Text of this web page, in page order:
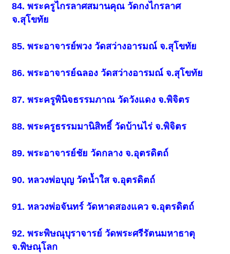
84. พระครูไกรลาศสมานคุณ วัดกงไกรลาศ
จ.สุโขทัย
85. พระอาจารย์พวง วัดสว่างอารมณ์ จ.สุโขทัย
86. พระอาจารย์ฉลอง วัดสว่างอารมณ์ จ.สุโขทัย
87. พระครูพินิจธรรมภาณ วัดวังแดง จ.พิจิตร
88. พระครูธรรมมานิสิทธิ์ วัดบ้านไร่ จ.พิจิตร
89. พระอาจารย์ชัย วัดกลาง จ.อุตรดิตถ์
90. หลวงพ่อบุญ วัดน้ำใส จ.อุตรดิตถ์
91. หลวงพ่อจันทร์ วัดหาดสองแคว จ.อุตรดิตถ์
92. พระพิษณุบุราจารย์ วัดพระศรีรัตนมหาธาตุ
จ.พิษณุโลก